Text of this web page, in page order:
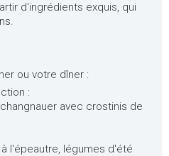
d'ingrédients exquis, qui
ou votre dîner :
:
avec crostinis de
l'épeautre, légumes d'été